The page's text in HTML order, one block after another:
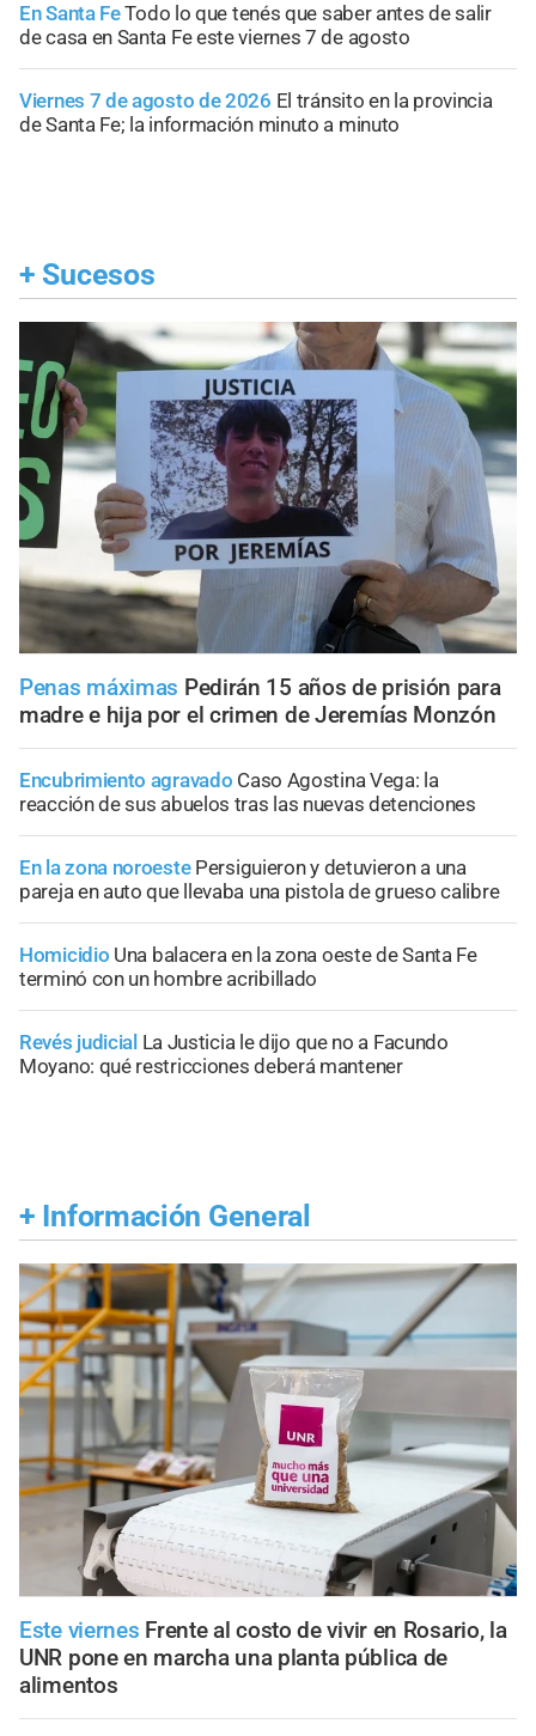
En Santa FeTodo lo que tenés que saber antes de salir
de casa en Santa Fe este viernes 7 de agosto
Viernes 7 de agosto de 2026 El tránsito en la provincia
de Santa Fe; la información minuto a minuto
+ Sucesos
Penas máximas Pedirán 15 años de prisión para
madre e hija por el crimen de Jeremías Monzón
Encubrimiento agravado Caso Agostina Vega: la
reacción de sus abuelos tras las nuevas detenciones
En la zona noroeste Persiguieron y detuvieron a una
pareja en auto que llevaba una pistola de grueso calibre
Homicidio Una balacera en la zona oeste de Santa Fe
terminó con un hombre acribillado
Revés judicial La Justicia le dijo que no a Facundo
Moyano: qué restricciones deberá mantener
+ Información General
Este viernes Frente al costo de vivir en Rosario, la
UNR pone en marcha una planta pública de
alimentos